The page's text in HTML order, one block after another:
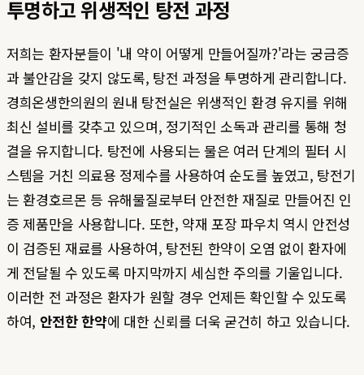
투명하고 위생적인 탕전 과정
저희는 환자분들이 '내 약이 어떻게 만들어질까?'라는 궁금증
과 불안감을 갖지 않도록, 탕전 과정을 투명하게 관리합니다.
경희온생한의원의 원내 탕전실은 위생적인 환경 유지를 위해
최신 설비를 갖추고 있으며, 정기적인 소독과 관리를 통해 청
결을 유지합니다. 탕전에 사용되는 물은 여러 단계의 필터 시
스템을 거친 의료용 정제수를 사용하여 순도를 높였고, 탕전기
는 환경호르몬 등 유해물질로부터 안전한 재질로 만들어진 인
증 제품만을 사용합니다. 또한, 약재 포장 파우치 역시 안전성
이 검증된 재료를 사용하여, 탕전된 한약이 오염 없이 환자에
게 전달될 수 있도록 마지막까지 세심한 주의를 기울입니다.
이러한 전 과정은 환자가 원할 경우 언제든 확인할 수 있도록
하여, 안전한 한약에 대한 신뢰를 더욱 굳건히 하고 있습니다.